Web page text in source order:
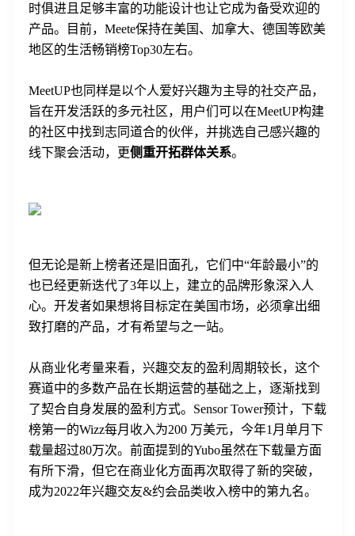
时俱进且足够丰富的功能设计也让它成为备受欢迎的
产品。目前，Meete保持在美国、加拿大、德国等欧美
地区的生活畅销榜Top30左右。
MeetUP也同样是以个人爱好兴趣为主导的社交产品，
旨在开发活跃的多元社区，用户们可以在MeetUP构建
的社区中找到志同道合的伙伴，并挑选自己感兴趣的
线下聚会活动，更侧重开拓群体关系。
但无论是新上榜者还是旧面孔，它们中“年龄最小”的
也已经更新迭代了3年以上，建立的品牌形象深入人
心。开发者如果想将目标定在美国市场，必须拿出细
致打磨的产品，才有希望与之一站。
从商业化考量来看，兴趣交友的盈利周期较长，这个
赛道中的多数产品在长期运营的基础之上，逐渐找到
了契合自身发展的盈利方式。Sensor Tower预计，下载
榜第一的Wizz每月收入为200 万美元，今年1月单月下
载量超过80万次。前面提到的Yubo虽然在下载量方面
有所下滑，但它在商业化方面再次取得了新的突破，
成为2022年兴趣交友&约会品类收入榜中的第九名。